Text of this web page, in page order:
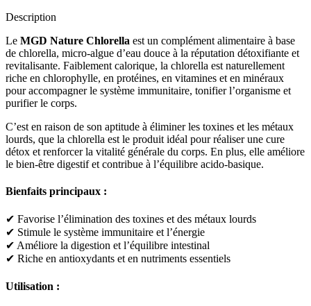
Description
Le MGD Nature Chlorella est un complément alimentaire à base
de chlorella, micro-algue d’eau douce à la réputation détoxifiante et
revitalisante. Faiblement calorique, la chlorella est naturellement
riche en chlorophylle, en protéines, en vitamines et en minéraux
pour accompagnerle système immunitaire, tonifierl’organisme et
purifier le corps.
C’est en raison de son aptitude à éliminer les toxines et les métaux
lourds, que la chlorella est le produit idéal pourréaliser une cure
détox et renforcer la vitalité générale du corps. En plus, elle améliore
le bien-être digestif et contribue à l’équilibre acido-basique.
Bienfaits principaux :
✔ Favorise l’élimination des toxines et des métaux lourds
✔ Stimule le système immunitaire et l’énergie
✔ Améliore la digestion et l’équilibre intestinal
✔ Riche en antioxydants et en nutriments essentiels
Utilisation :